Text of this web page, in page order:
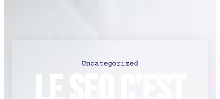
Uncategorized